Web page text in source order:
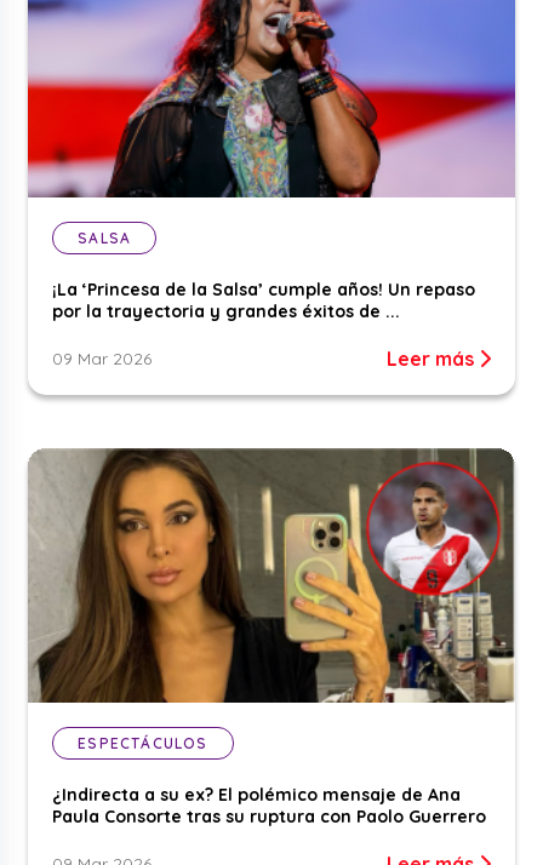
SALSA
¡La ‘Princesa de la Salsa’ cumple años! Un repaso
por la trayectoria y grandes éxitos de ...
09 Mar 2026 Leer más
ESPECTÁCULOS
¿Indirecta a su ex? El polémico mensaje de Ana
Paula Consorte tras su ruptura con Paolo Guerrero